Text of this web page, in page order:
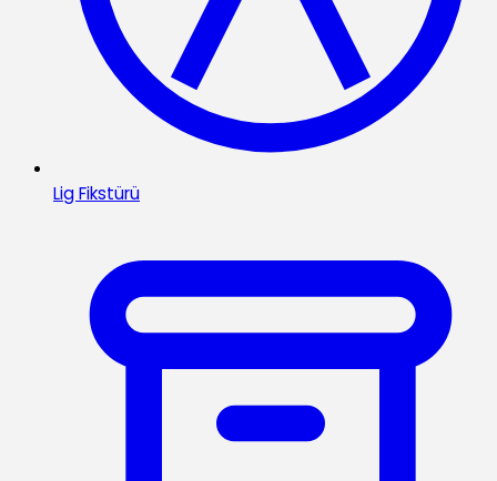
Lig Fikstürü